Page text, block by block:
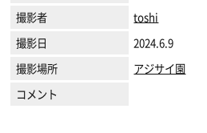
撮影者
toshi
撮影日
2024.6.9
撮影場所
アジサイ園
コメント